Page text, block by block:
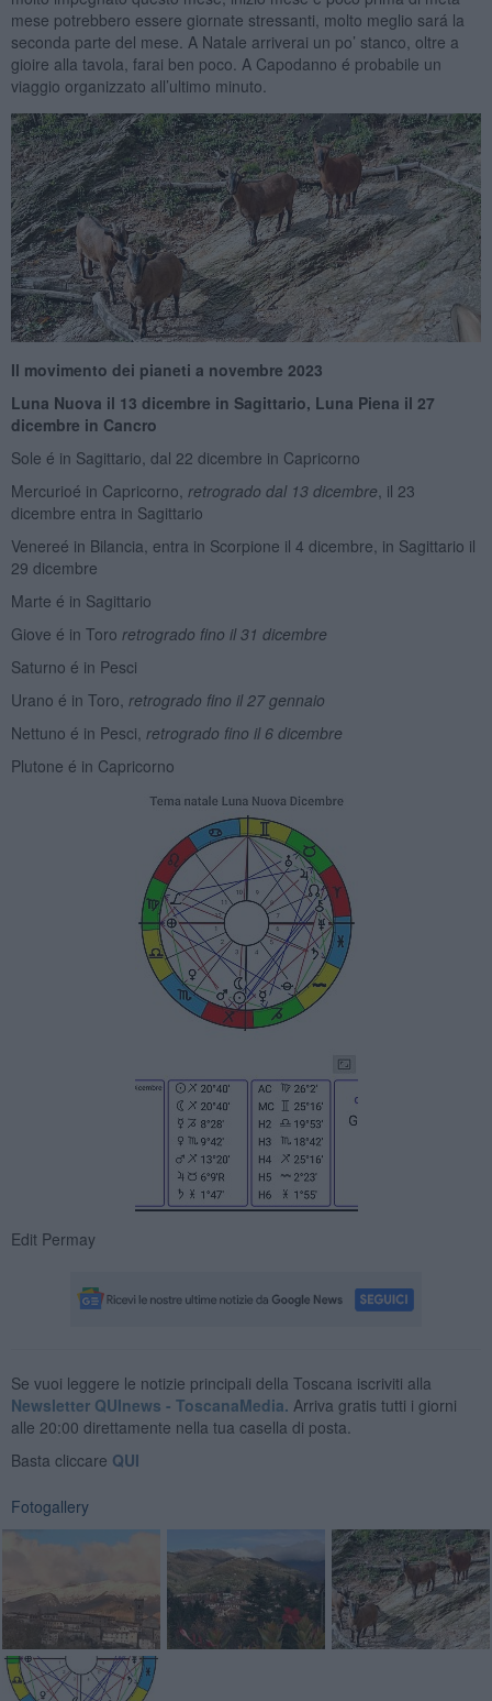
mese potrebbero essere giornate stressanti, molto meglio sará la
seconda parte del mese. A Natale arriverai un po’ stanco, oltre a
gioire alla tavola, farai ben poco. A Capodanno é probabile un
viaggio organizzato all’ultimo minuto.
Il movimento dei pianeti a novembre 2023
Luna Nuova il 13 dicembre in Sagittario, Luna Piena il 27
dicembre in Cancro
Sole é in Sagittario, dal 22 dicembre in Capricorno
Mercurioé in Capricorno, retrogrado dal 13 dicembre, il 23
dicembre entra in Sagittario
Venereé in Bilancia, entra in Scorpione il 4 dicembre, in Sagittario il
29 dicembre
Marte é in Sagittario
Giove é in Toro retrogrado fino il 31 dicembre
Saturno é in Pesci
Urano é in Toro, retrogrado fino il 27 gennaio
Nettuno é in Pesci, retrogrado fino il 6 dicembre
Plutone é in Capricorno
Edit Permay
Se vuoi leggere le notizie principali della Toscana iscriviti alla
Newsletter QUInews - ToscanaMedia. Arriva gratis tutti i giorni
alle 20:00 direttamente nella tua casella di posta.
Basta cliccare QUI
Fotogallery